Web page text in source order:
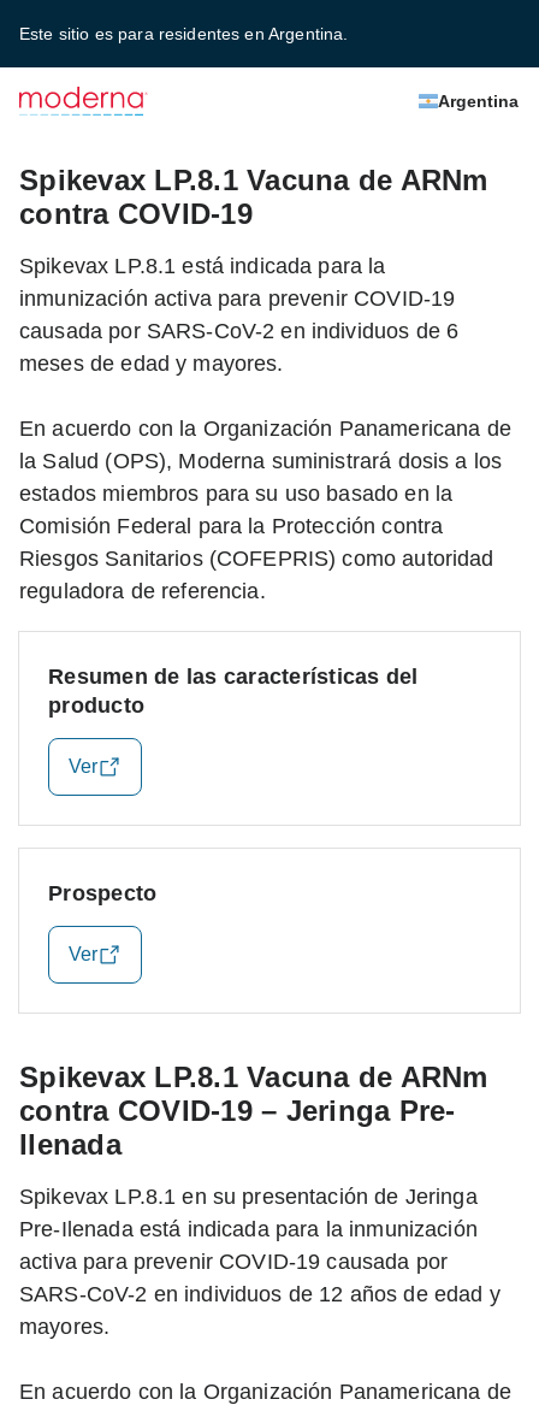
Este sitio es para residentes en Argentina.
Argentina
Spikevax LP.8.1 Vacuna de ARNm
contra COVID-19
Spikevax LP.8.1 está indicada para la
inmunización activa para prevenir COVID-19
causada por SARS-CoV-2 en individuos de 6
meses de edad y mayores.
En acuerdo con la Organización Panamericana de
la Salud (OPS), Moderna suministrará dosis a los
estados miembros para su uso basado en la
Comisión Federal para la Protección contra
Riesgos Sanitarios (COFEPRIS) como autoridad
reguladora de referencia.
Resumen de las características del
producto
Ver
Prospecto
Ver
Spikevax LP.8.1 Vacuna de ARNm
contra COVID-19 – Jeringa Pre-
Ilenada
Spikevax LP.8.1 en su presentación de Jeringa
Pre-Ilenada está indicada para la inmunización
activa para prevenir COVID-19 causada por
SARS-CoV-2 en individuos de 12 años de edad y
mayores.
En acuerdo con la Organización Panamericana de